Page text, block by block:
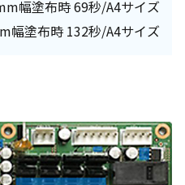
幅塗布時 69秒/A4サイズ
幅塗布時 132秒/A4サイズ